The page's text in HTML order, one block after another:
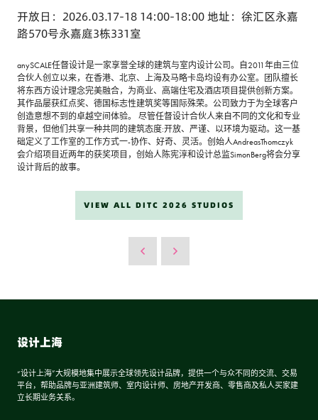
开放日：2026.03.17-18 14:00-18:00 地址：徐汇区永嘉
路570号永嘉庭3栋331室
anySCALE任督设计是一家享誉全球的建筑与室内设计公司。自2011年由三位
合伙人创立以来，在香港、北京、上海及马略卡岛均设有办公室。团队擅长
将东西方设计理念完美融合，为商业、高端住宅及酒店项目提供创新方案。
其作品屡获红点奖、德国标志性建筑奖等国际殊荣。公司致力于为全球客户
创造意想不到的卓越空间体验。 尽管任督设计合伙人来自不同的文化和专业
背景，但他们共享一种共同的建筑态度:开放、严谨、以环境为驱动。这一基
础定义了工作室的工作方式一-协作、好奇、灵活。创始人AndreasThomczyk
会介绍项目近两年的获奖项目，创始人陈宪淳和设计总监SimonBerg将会分享
设计背后的故事。
VIEW ALL DITC 2026 STUDIOS
设计上海
“设计上海”大规模地集中展示全球领先设计品牌，提供一个与众不同的交流、交易
平台，帮助品牌与亚洲建筑师、室内设计师、房地产开发商、零售商及私人买家建
立长期业务关系。